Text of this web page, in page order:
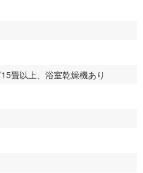
畳以上、浴室乾燥機あり